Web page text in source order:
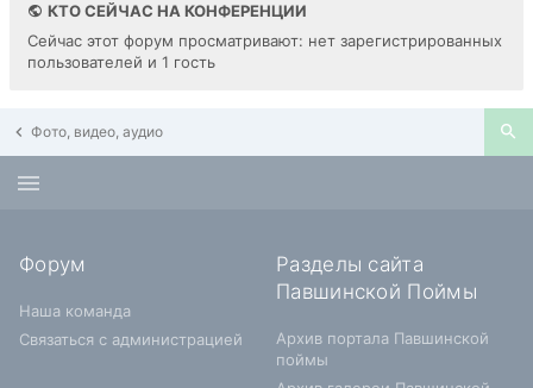
КТО СЕЙЧАС НА КОНФЕРЕНЦИИ
Сейчас этот форум просматривают: нет зарегистрированных
пользователей и 1 гость
Фото, видео, аудио
Форум
Наша команда
Связаться с администрацией
Разделы сайта
Павшинской Поймы
Архив портала Павшинской
поймы